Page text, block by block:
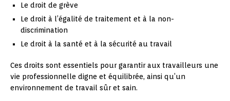
Le droit de grève
Le droit à l’égalité de traitement et à la non-
discrimination
Le droit à la santé et à la sécurité au travail
Ces droits sont essentiels pour garantir aux travailleurs une
vie professionnelle digne et équilibrée, ainsi qu’un
environnement de travail sûr et sain.